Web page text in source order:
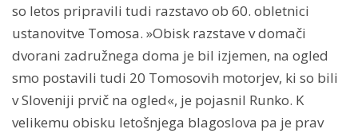
so letos pripravili tudi razstavo ob 60. obletnici
ustanovitve Tomosa. »Obisk razstave v domači
dvorani zadružnega doma je bil izjemen, na ogled
smo postavili tudi 20 Tomosovih motorjev, ki so bili
v Sloveniji prvič na ogled«, je pojasnil Runko. K
velikemu obisku letošnjega blagoslova pa je prav